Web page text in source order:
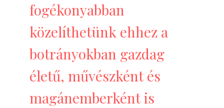
fogékonyabban
közelíthetünk ehhez a
botrányokban gazdag
életű, művészként és
magánemberként is